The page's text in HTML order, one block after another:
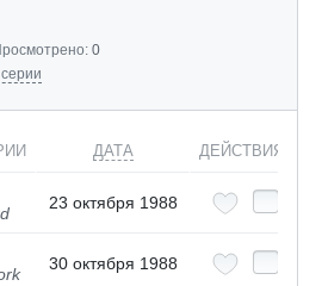
0
ДАТА ДЕЙСТВИЯ
23 октября 1988
30 октября 1988